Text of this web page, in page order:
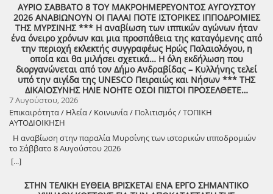
κανόνια του αγώνα! ΦΩΤΟΓΡΑΦΙΕΣ ΚΑΙ ΠΡΟΣΚΛΗΣΗ ΓΙΑ ΤΟ
ΣΥΝΑΠΑΝΤΗΜΑ (Πατήστε πάνω στο σύνδεσμο για να ανοίξει το
αρχείο) Ο Σύλλογος των απανταχού Δουκιωτών σάς προσκαλεί στην
εκδήλωση που θα πραγματοποιηθεί στο χωριό μας, το ΔΟΥΚΑ, σε
συνδιοργάνωση με τον Δήμο Αρχαίας Ολυμπίας, στις 13 Αυγούστου,
ημέρα Πέμπτη και ώρα 8:30 μ.μ., στην πλατεία του χωριού με θέμα:
«Άυλη πολιτιστική κληρονομιά: Eκφράσεις, Δράσεις Διαφύλαξης και
Προοπτικές στην Ηλεία» Oμιλητές: – Διομήδης Τόλιος, Διεύθυνση
Νεότερης Πολιτιστικής Κληρονομιάς ΥΠΠΟ-Σύλλογος Διβριωτών
Αθήνας – Γωγώ Κανελλοπούλου, εκπαιδευτικός – Νίκος
Σιάκκουλης, Πρόεδρος eco action Νεμούτας Θα ακολουθήσoυν
χοροί της Ηλείας από το Λύκειο Ελληνίδων Πύργου Η είσοδος για
την πολιτιστική εκδήλωση είναι ελεύθερη. Μετά το πέρας της
εκδήλωσης, σας προσκαλούμε να διασκεδάσουμε όλοι μαζί με
ζωντανή παραδοσιακή μουσική από τη μουσική ομάδα του
Λύσανδρου Παναγόπουλου, σε μια βραδιά γεμάτη κέφι, χορό και
συμμετοχής στο γλέντι: 10 ευρώ ανά άτομο.
ΑΥΡΙΟ ΣΑΒΒΑΤΟ 8 ΤΟΥ ΜΑΚΡΟΗΜΕΡΕΥΟΝΤΟΣ ΑΥΓΟΥΣΤΟΥ
2026 ΑΝΑΒΙΩΝΟΥΝ ΟΙ ΠΑΛΑΙ ΠΟΤΕ ΙΣΤΟΡΙΚΕΣ ΙΠΠΟΔΡΟΜΙΕΣ
ΤΗΣ ΜΥΡΣΙΝΗΣ *** Η αναβίωση των ιππικών αγώνων ήταν
ένα όνειρο χρόνων και μια προσπάθεια της καταγόμενης από
την περιοχή εκλεκτής συγγραφέως Ηρώς Παλαιολόγου, η
οποία και θα μιλήσει σχετικά… Η όλη εκδήλωση που
διοργανώνεται από τον Δήμο Ανδραβίδας – Κυλλήνης τελεί
υπό την αιγίδα της UNESCO Πειραιώς και Νήσων *** ΤΗΣ
ΔΙΚΑΙΟΣΥΝΗΣ ΗΛΙΕ ΝΟΗΤΕ ΟΣΟΙ ΠΙΣΤΟΙ ΠΡΟΣΕΛΘΕΤΕ…
7 Αυγούστου, 2026
Επικαιρότητα / Ηλεία / Κοινωνία / Πολιτισμός / ΤΟΠΙΚΗ
ΑΥΤΟΔΙΟΙΚΗΣΗ
Η αναβίωση στην παραλία Μυρσίνης των ιστορικών ιπποδρομιών
το Σάββατο 8 Αυγούστου 2026
[...]
ΣΤΗΝ ΤΕΛΙΚΗ ΕΥΘΕΙΑ ΒΡΙΣΚΕΤΑΙ ΕΝΑ ΕΡΓΟ ΣΗΜΑΝΤΙΚΟ